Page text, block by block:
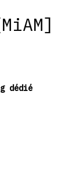
dédié